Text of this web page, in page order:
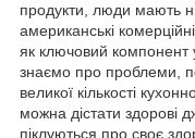
продукти, люди мають
американські
як ключовий
знаємо про проблеми,
великої кількості
можна дістати здорові
піклуються про своє